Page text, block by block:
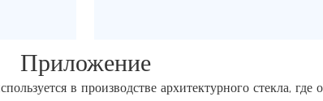
Приложение
в производстве архитектурного стекла,